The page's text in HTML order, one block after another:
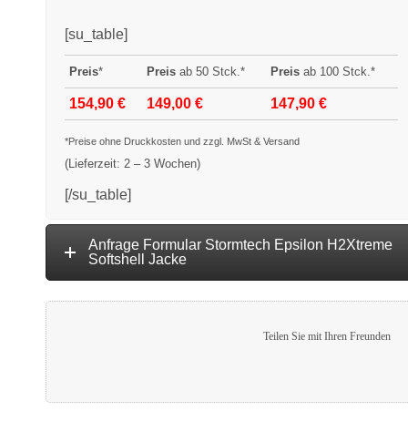
[su_table]
Preis* Preis ab 50 Stck.* Preis ab 100 Stck.*
154,90 € 149,00 € 147,90 €
*Preise ohne Druckkosten und zzgl. MwSt & Versand
(Lieferzeit: 2 – 3 Wochen)
[/su_table]
Anfrage Formular Stormtech Epsilon H2Xtreme
Softshell Jacke
Teilen Sie mit Ihren Freunden